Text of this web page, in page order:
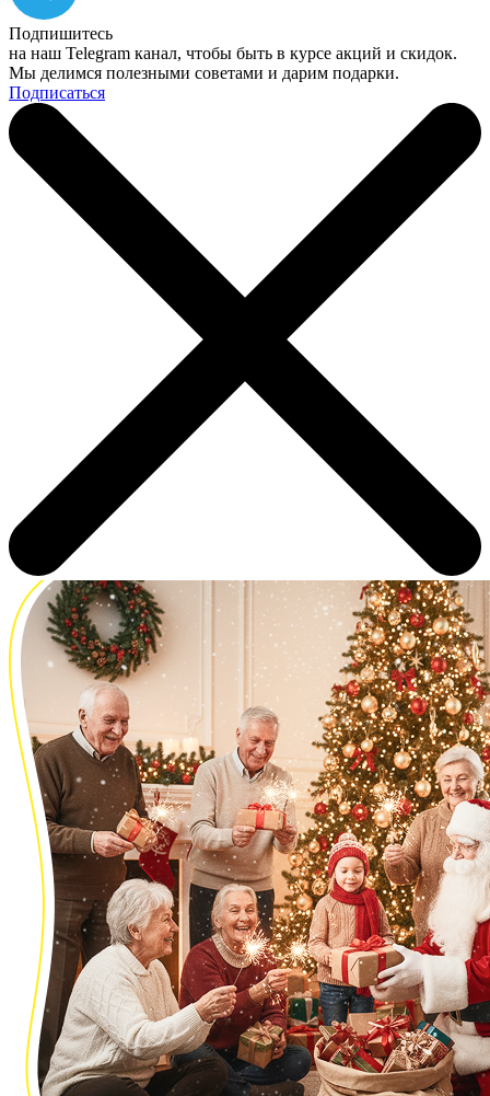
Подпишитесь
на наш Telegram канал, чтобы быть в курсе акций и скидок.
Мы делимся полезными советами и дарим подарки.
Подписаться